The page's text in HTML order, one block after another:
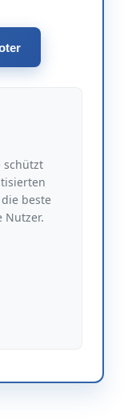
schützt
beste
Nutzer.